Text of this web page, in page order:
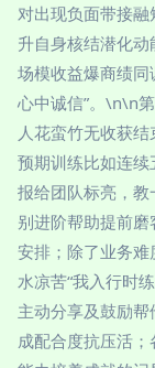
对出现负面带接
升自身核结潜化
场模收益爆商绩
心中诚信”。\n\n
人花蛮竹无收获
预期训练比如连
报给团队标亮，
别进阶帮助提前
安排；除了业务
水凉苦“我入行时
主动分享及鼓励
成配合度抗压活